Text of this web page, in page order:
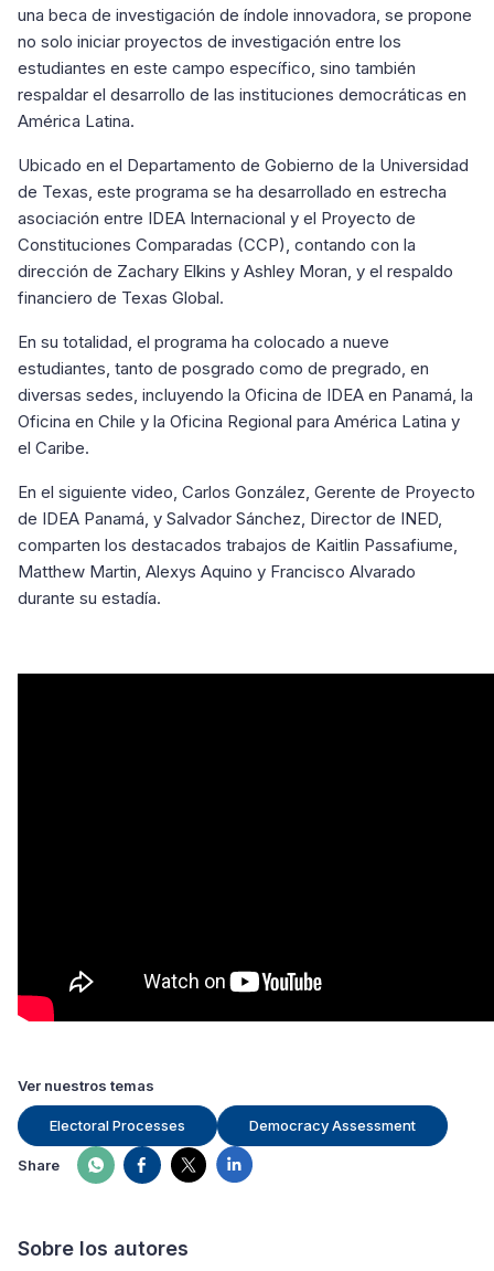
una beca de investigación de índole innovadora, se propone
no solo iniciar proyectos de investigación entre los
estudiantes en este campo específico, sino también
respaldar el desarrollo de las instituciones democráticas en
América Latina.
Ubicado en el Departamento de Gobierno de la Universidad
de Texas, este programa se ha desarrollado en estrecha
asociación entre IDEA Internacional y el Proyecto de
Constituciones Comparadas (CCP), contando con la
dirección de Zachary Elkins y Ashley Moran, y el respaldo
financiero de Texas Global.
En su totalidad, el programa ha colocado a nueve
estudiantes, tanto de posgrado como de pregrado, en
diversas sedes, incluyendo la Oficina de IDEA en Panamá, la
Oficina en Chile y la Oficina Regional para América Latina y
el Caribe.
En el siguiente video, Carlos González, Gerente de Proyecto
de IDEA Panamá, y Salvador Sánchez, Director de INED,
comparten los destacados trabajos de Kaitlin Passafiume,
Matthew Martin, Alexys Aquino y Francisco Alvarado
durante su estadía.
Ver nuestros temas
Electoral Processes Democracy Assessment
Share
Sobre los autores